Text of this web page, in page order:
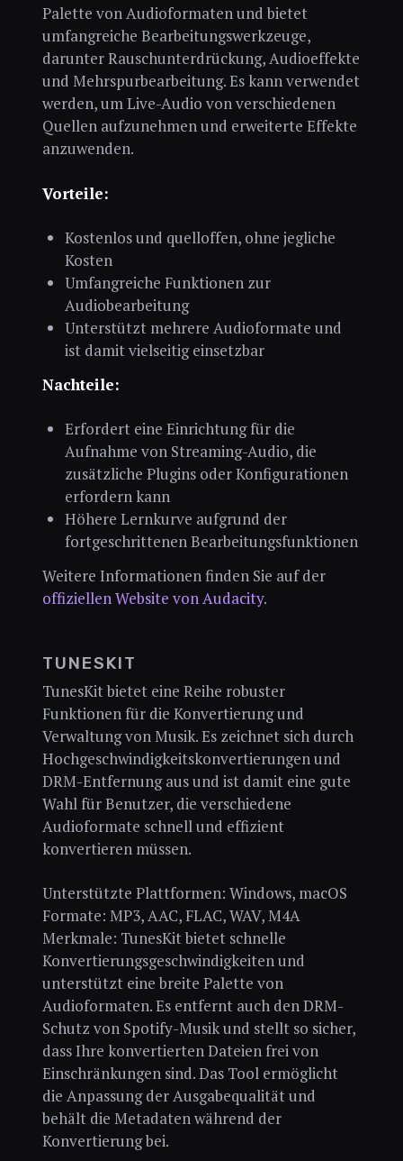
Palette von Audioformaten und bietet
umfangreiche Bearbeitungswerkzeuge,
darunter Rauschunterdrückung, Audioeffekte
und Mehrspurbearbeitung. Es kann verwendet
werden, um Live-Audio von verschiedenen
Quellen aufzunehmen und erweiterte Effekte
anzuwenden.
Vorteile:
Kostenlos und quelloffen, ohne jegliche
Kosten
Umfangreiche Funktionen zur
Audiobearbeitung
Unterstützt mehrere Audioformate und
ist damit vielseitig einsetzbar
Nachteile:
Erfordert eine Einrichtung für die
Aufnahme von Streaming-Audio, die
zusätzliche Plugins oder Konfigurationen
erfordern kann
Höhere Lernkurve aufgrund der
fortgeschrittenen Bearbeitungsfunktionen
Weitere Informationen finden Sie auf der
offiziellen Website von Audacity.
TUNESKIT
TunesKit bietet eine Reihe robuster
Funktionen für die Konvertierung und
Verwaltung von Musik. Es zeichnet sich durch
Hochgeschwindigkeitskonvertierungen und
DRM-Entfernung aus und ist damit eine gute
Wahl für Benutzer, die verschiedene
Audioformate schnell und effizient
konvertieren müssen.
Unterstützte Plattformen: Windows, macOS
Formate: MP3, AAC, FLAC, WAV, M4A
Merkmale: TunesKit bietet schnelle
Konvertierungsgeschwindigkeiten und
unterstützt eine breite Palette von
Audioformaten. Es entfernt auch den DRM-
Schutz von Spotify-Musik und stellt so sicher,
dass Ihre konvertierten Dateien frei von
Einschränkungen sind. Das Tool ermöglicht
die Anpassung der Ausgabequalität und
behält die Metadaten während der
Konvertierung bei.